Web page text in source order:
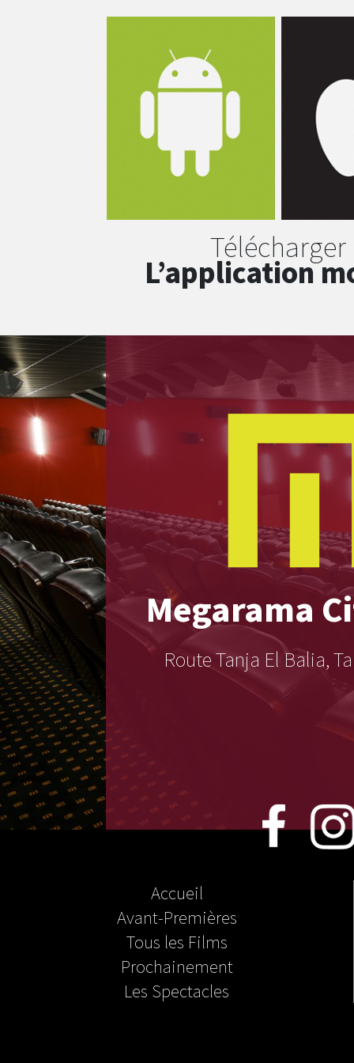
Télécharger
L’application
Megarama
Route Tanja El Balia,
Accueil
Avant-Premières
Tous les Films
Prochainement
Les Spectacles